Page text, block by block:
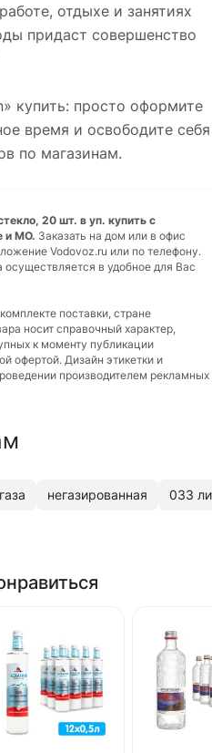
отдыхе и занятиях
придаст совершенство
купить: просто оформите
время и освободите себя
по магазинам.
20 шт. в уп. купить с
и МО. Заказать на дом или в офис
Vodovoz.ru или по телефону.
в удобное для Вас
поставки, стране
носит справочный характер,
к моменту публикации
офертой. Дизайн этикетки и
производителем рекламных
негазированная 033